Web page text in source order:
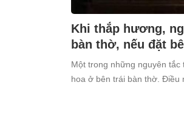
Khi thắp hương,
bàn thờ, nếu đặt
Một trong những nguyên
hoa ở bên trái bàn thờ. Điều